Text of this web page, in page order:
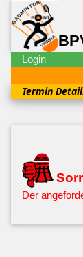
Login
Termin
Der